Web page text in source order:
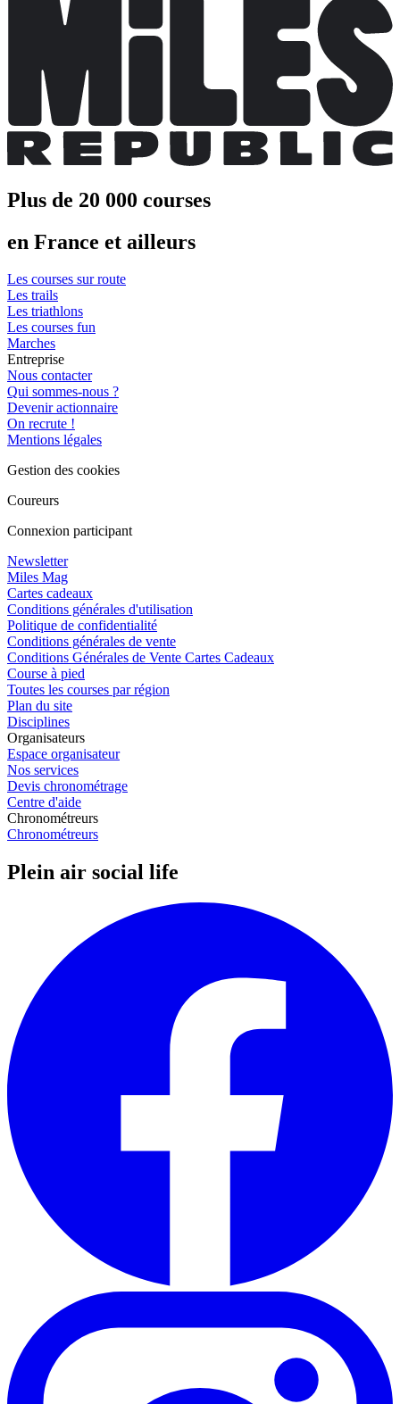
Plus de 20 000 courses
en France et ailleurs
Les courses sur route
Les trails
Les triathlons
Les courses fun
Marches
Entreprise
Nous contacter
Qui sommes-nous ?
Devenir actionnaire
On recrute !
Mentions légales
Gestion des cookies
Coureurs
Connexion participant
Newsletter
Miles Mag
Cartes cadeaux
Conditions générales d'utilisation
Politique de confidentialité
Conditions générales de vente
Conditions Générales de Vente Cartes Cadeaux
Course à pied
Toutes les courses par région
Plan du site
Disciplines
Organisateurs
Espace organisateur
Nos services
Devis chronométrage
Centre d'aide
Chronométreurs
Chronométreurs
Plein air social life